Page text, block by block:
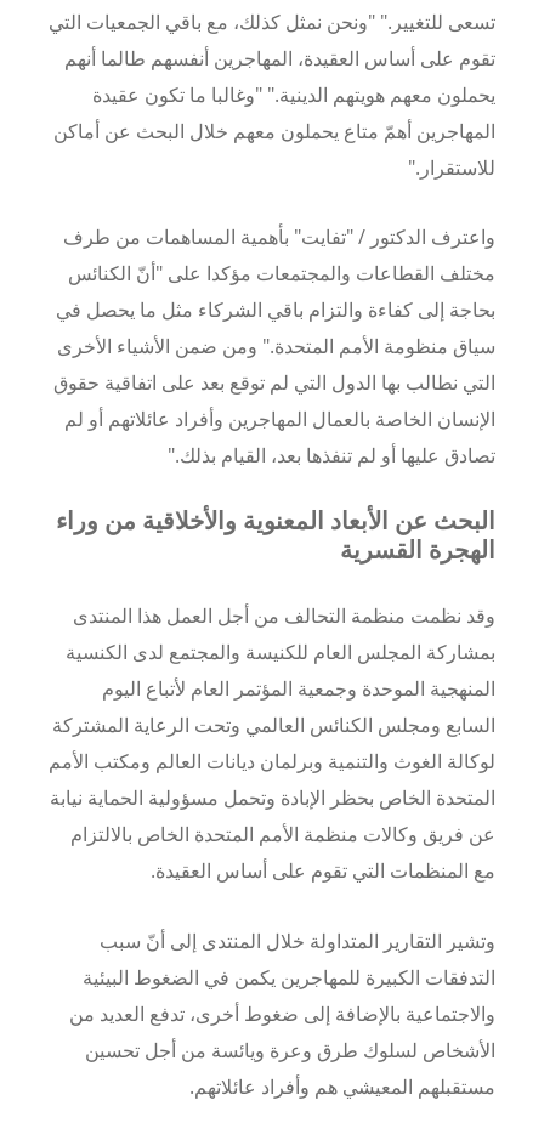
تسعى للتغيير." "ونحن نمثل كذلك، مع باقي الجمعيات التي
تقوم على أساس العقيدة، المهاجرين أنفسهم طالما أنهم
يحملون معهم هويتهم الدينية." "وغالبا ما تكون عقيدة
المهاجرين أهمّ متاع يحملون معهم خلال البحث عن أماكن
للاستقرار."
واعترف الدكتور / "تفايت" بأهمية المساهمات من طرف
مختلف القطاعات والمجتمعات مؤكدا على "أنّ الكنائس
بحاجة إلى كفاءة والتزام باقي الشركاء مثل ما يحصل في
سياق منظومة الأمم المتحدة." ومن ضمن الأشياء الأخرى
التي نطالب بها الدول التي لم توقع بعد على اتفاقية حقوق
الإنسان الخاصة بالعمال المهاجرين وأفراد عائلاتهم أو لم
تصادق عليها أو لم تنفذها بعد، القيام بذلك."
البحث عن الأبعاد المعنوية والأخلاقية من وراء
الهجرة القسرية
وقد نظمت منظمة التحالف من أجل العمل هذا المنتدى
بمشاركة المجلس العام للكنيسة والمجتمع لدى الكنسية
المنهجية الموحدة وجمعية المؤتمر العام لأتباع اليوم
السابع ومجلس الكنائس العالمي وتحت الرعاية المشتركة
لوكالة الغوث والتنمية وبرلمان ديانات العالم ومكتب الأمم
المتحدة الخاص بحظر الإبادة وتحمل مسؤولية الحماية نيابة
عن فريق وكالات منظمة الأمم المتحدة الخاص بالالتزام
مع المنظمات التي تقوم على أساس العقيدة.
وتشير التقارير المتداولة خلال المنتدى إلى أنّ سبب
التدفقات الكبيرة للمهاجرين يكمن في الضغوط البيئية
والاجتماعية بالإضافة إلى ضغوط أخرى، تدفع العديد من
الأشخاص لسلوك طرق وعرة ويائسة من أجل تحسين
مستقبلهم المعيشي هم وأفراد عائلاتهم.